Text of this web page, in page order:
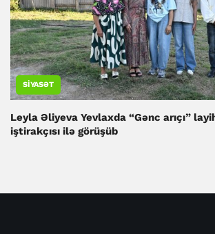
SIYASƏT
Leyla Əliyeva Yevlaxda “Gənc arıçı”
iştirakçısı ilə görüşüb